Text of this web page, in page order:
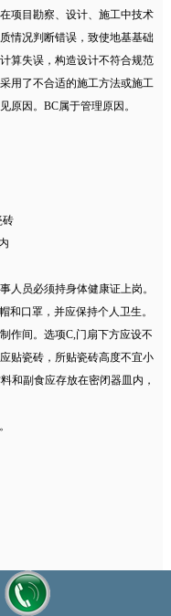
项目勘察、设计、施工中技术
情况判断错误，致使地基基础
算失误，构造设计不符合规范
用了不合适的施工方法或施工
原因。BC属于管理原因。
砖
人员必须持身体健康证上岗。
和口罩，并应保持个人卫生。
作间。选项C,门扇下方应设不
贴瓷砖，所贴瓷砖高度不宜小
和副食应存放在密闭器皿内，
的措施。管理人员应编制资金
目标进行风险分析，并制定防